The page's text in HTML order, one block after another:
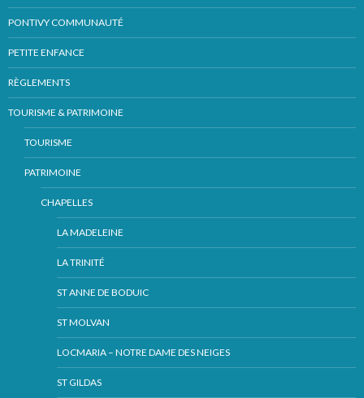
PONTIVY COMMUNAUTÉ
PETITE ENFANCE
RÈGLEMENTS
TOURISME & PATRIMOINE
TOURISME
PATRIMOINE
CHAPELLES
LA MADELEINE
LA TRINITÉ
ST ANNE DE BODUIC
ST MOLVAN
LOCMARIA – NOTRE DAME DES NEIGES
ST GILDAS